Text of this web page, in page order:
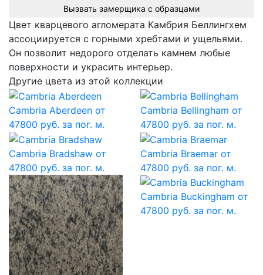
Вызвать замерщика с образцами
Цвет кварцевого агломерата Камбрия Беллингхем
ассоциируется с горными хребтами и ущельями.
Он позволит недорого отделать камнем любые
поверхности и украсить интерьер.
Другие цвета из этой коллекции
Cambria Aberdeen от
47800 руб. за пог. м.
Cambria Bellingham от
47800 руб. за пог. м.
Cambria Bradshaw от
47800 руб. за пог. м.
Cambria Braemar от
47800 руб. за пог. м.
Cambria Buckingham от
47800 руб. за пог. м.